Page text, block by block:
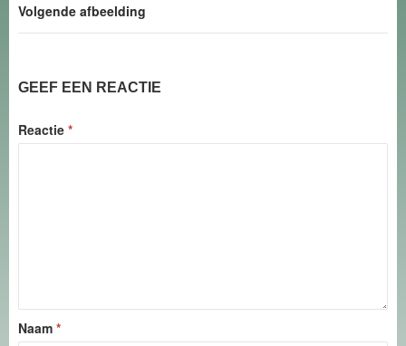
Volgende afbeelding
GEEF EEN REACTIE
Reactie *
Naam *